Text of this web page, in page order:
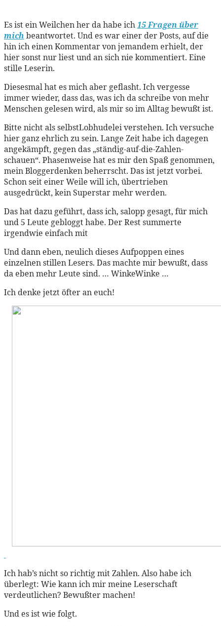
Es ist ein Weilchen her da habe ich15 Fragen über
mich beantwortet. Und es war einer der Posts, auf die
hin ich einen Kommentar von jemandem erhielt, der
hier sonst nur liest und an sich nie kommentiert. Eine
stille Leserin.
Diesesmal hat es mich aber geflasht. Ich vergesse
immer wieder, dass das, was ich da schreibe von mehr
Menschen gelesen wird, als mir so im Alltag bewußt ist.
Bitte nicht als selbstLobhudelei verstehen. Ich versuche
hier ganz ehrlich zu sein. Lange Zeit habe ich dagegen
angekämpft, gegen das „ständig-auf-die-Zahlen-
schauen“. Phasenweise hat es mir den Spaß genommen,
mein Bloggerdenken beherrscht. Das ist jetzt vorbei.
Schon seit einer Weile will ich, übertrieben
ausgedrückt, kein Superstar mehr werden.
Das hat dazu geführt, dass ich, salopp gesagt, für mich
und 5 Leute gebloggt habe. Der Rest summerte
irgendwie einfach mit
Und dann eben, neulich dieses Aufpoppen eines
einzelnen stillen Lesers. Das machte mir bewußt, dass
da eben mehr Leute sind. … WinkeWinke …
Ich denke jetzt öfter an euch!
Ich hab’s nicht so richtig mit Zahlen. Also habe ich
überlegt: Wie kann ich mir meine Leserschaft
verdeutlichen? Bewußter machen!
Und es ist wie folgt.